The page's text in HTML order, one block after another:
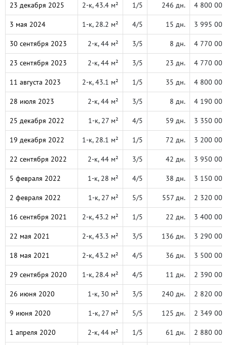
23 декабря 2025 2-к, 43.4 м² 1/5 246 дн. 4 800 000
3 мая 2024 1-к, 28.2 м² 4/5 15 дн. 3 995 000
30 сентября 2023 2-к, 44 м² 3/5 8 дн. 4 770 000
23 сентября 2023 2-к, 44 м² 3/5 23 дн. 4 770 000
11 августа 2023 2-к, 43.1 м² 1/5 35 дн. 4 800 000
28 июля 2023 2-к, 44 м² 3/5 8 дн. 4 190 000
25 декабря 2022 1-к, 27 м² 4/5 59 дн. 3 350 000
19 декабря 2022 1-к, 28.1 м² 1/5 72 дн. 3 200 000
22 сентября 2022 2-к, 44 м² 3/5 42 дн. 3 950 000
5 февраля 2022 1-к, 28 м² 4/5 38 дн. 3 150 000
2 февраля 2022 1-к, 27 м² 5/5 557 дн. 2 320 000
16 сентября 2021 2-к, 43.2 м² 1/5 22 дн. 3 400 000
22 мая 2021 2-к, 43.3 м² 3/5 136 дн. 3 290 000
18 мая 2021 2-к, 43.2 м² 4/5 36 дн. 3 500 000
29 сентября 2020 1-к, 28.4 м² 4/5 11 дн. 2 390 000
26 июня 2020 1-к, 30 м² 3/5 240 дн. 2 820 000
9 июня 2020 1-к, 27 м² 5/5 125 дн. 2 349 000
1 апреля 2020 2-к, 44 м² 1/5 61 дн. 2 880 000